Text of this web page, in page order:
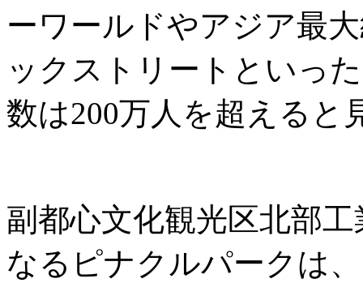
ーワールドやアジア最
ックストリートといっ
数は200万人を超えると
副都心文化観光区北部
なるピナクルパークは